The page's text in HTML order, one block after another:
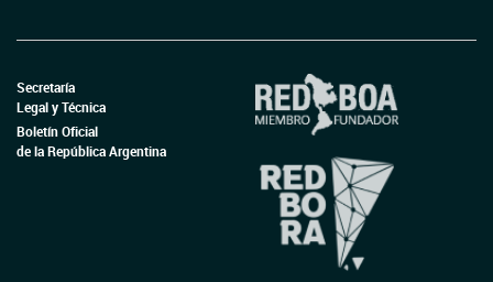
Secretaría
Legal y Técnica
Boletín Oficial
de la República Argentina